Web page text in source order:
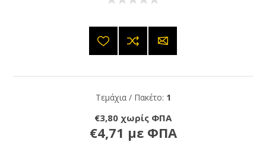
Τεμάχια / Πακέτο: 1
€3,80 χωρίς ΦΠΑ
€4,71 με ΦΠΑ